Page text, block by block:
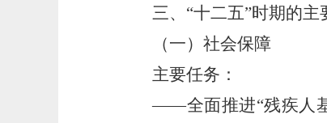
三、“十二五”时期的
（一）社会保障
主要任务：
——全面推进“残疾人